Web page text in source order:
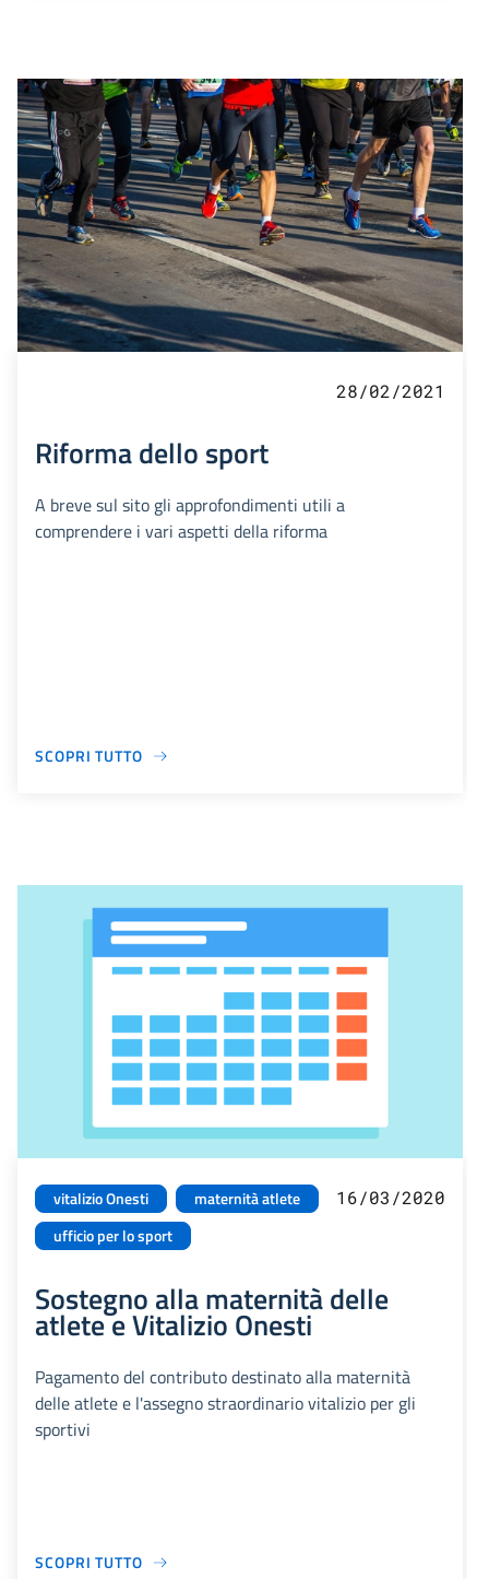
28/02/2021
Riforma dello sport
A breve sul sito gli approfondimenti utili a
comprendere i vari aspetti della riforma
SCOPRI TUTTO
vitalizio Onesti
maternità atlete
ufficio per lo sport
16/03/2020
Sostegno alla maternità delle
atlete e Vitalizio Onesti
Pagamento del contributo destinato alla maternità
delle atlete e l'assegno straordinario vitalizio per gli
sportivi
SCOPRI TUTTO